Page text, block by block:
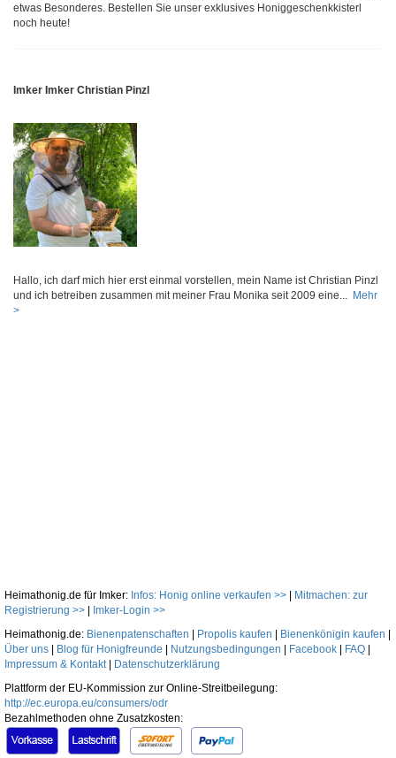
etwas Besonderes. Bestellen Sie unser exklusives Honiggeschenkkisterl
noch heute!
Imker Imker Christian Pinzl
Hallo, ich darf mich hier erst einmal vorstellen, mein Name ist Christian Pinzl
und ich betreiben zusammen mit meiner Frau Monika seit 2009 eine... Mehr
>
Heimathonig.de für Imker: Infos: Honig online verkaufen >>
Mitmachen: zur
Registrierung >>
Imker-Login >>
Heimathonig.de: Bienenpatenschaften Propolis kaufen Bienenkönigin kaufen
Über uns
Blog für Honigfreunde Nutzungsbedingungen Facebook FAQ
Impressum & Kontakt|
Datenschutzerklärung
Plattform der EU-Kommission zur Online-Streitbeilegung:
http://ec.europa.eu/consumers/odr
Bezahlmethoden ohne Zusatzkosten: